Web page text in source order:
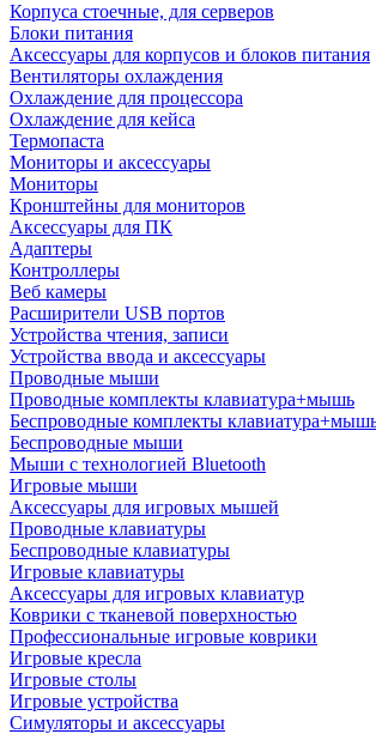
Корпуса стоечные, для серверов
Блоки питания
Аксессуары для корпусов и блоков питания
Вентиляторы охлаждения
Охлаждение для процессора
Охлаждение для кейса
Термопаста
Мониторы и аксессуары
Мониторы
Кронштейны для мониторов
Аксессуары для ПК
Адаптеры
Контроллеры
Веб камеры
Расширители USB портов
Устройства чтения, записи
Устройства ввода и аксессуары
Проводные мыши
Проводные комплекты клавиатура+мышь
Беспроводные комплекты
Беспроводные мыши
Мыши с технологией Bluetooth
Игровые мыши
Аксессуары для игровых мышей
Проводные клавиатуры
Беспроводные клавиатуры
Игровые клавиатуры
Аксессуары для игровых клавиатур
Коврики с тканевой поверхностью
Профессиональные игровые коврики
Игровые кресла
Игровые столы
Игровые устройства
Симуляторы и аксессуары